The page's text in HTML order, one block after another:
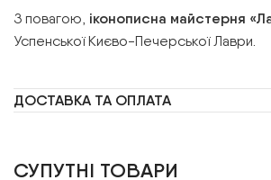
З повагою, іконописна майстерня
Успенської Києво-Печерської Лаври.
ДОСТАВКА ТА ОПЛАТА
СУПУТНІ ТОВАРИ